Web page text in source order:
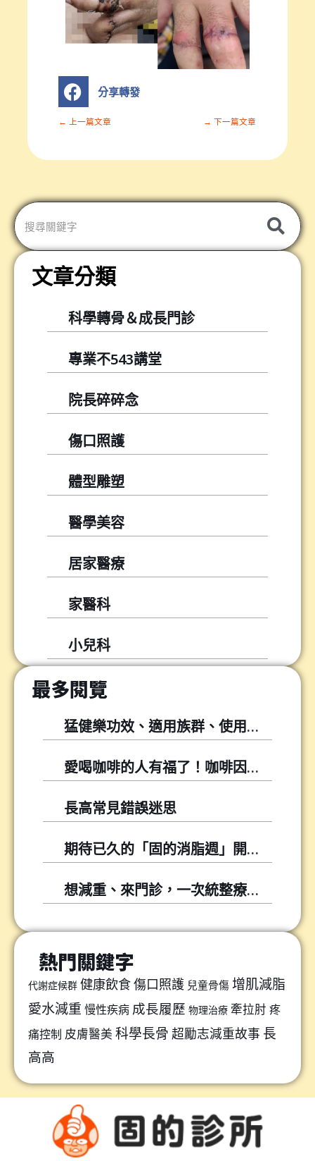
S
h
a
r
n
轉
分享轉發
← 上一篇文章 → 下一篇文章
文章分類
科學轉骨＆成長門診
專業不543講堂
院長碎碎念
傷口照護
體型雕塑
醫學美容
居家醫療
家醫科
小兒科
最多閱覽
猛健樂功效、適用族群、使用方式與常見問題
愛喝咖啡的人有福了！咖啡因可以幫你降低尿酸！
長高常見錯誤迷思
期待已久的「固的消脂週」開跑囉～～
想減重、來門診，一次統整療程懶人包
熱門關鍵字
代謝症候群 健康飲食傷口照護 兒童骨傷 增肌減脂
愛水減重 慢性疾病 成長履歷 物理治療 牽拉肘 疼
痛控制 皮膚醫美 科學長骨 超勵志減重故事 長
高高